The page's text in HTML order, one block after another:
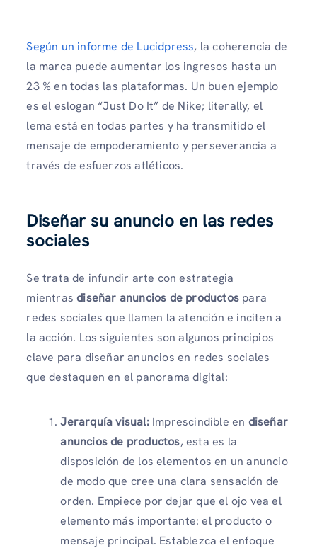
Según un informe de Lucidpress, la coherencia de
la marca puede aumentar los ingresos hasta un
23 % en todas las plataformas. Un buen ejemplo
es el eslogan “Just Do It” de Nike; literally, el
lema está en todas partes y ha transmitido el
mensaje de empoderamiento y perseverancia a
través de esfuerzos atléticos.
Diseñar su anuncio en las redes
sociales
Se trata de infundir arte con estrategia
mientrasdiseñar anuncios de productos para
redes sociales que llamen la atención e inciten a
la acción. Los siguientes son algunos principios
clave para diseñar anuncios en redes sociales
que destaquen en el panorama digital:
Jerarquía visual:Imprescindible en diseñar
anuncios de productos, esta es la
disposición de los elementos en un anuncio
de modo que cree una clara sensación de
orden. Empiece por dejar que el ojo vea el
elemento más importante: el producto o
mensaje principal. Establezca el enfoque